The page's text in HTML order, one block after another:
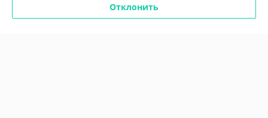
Показать все отзывы
Отклонить